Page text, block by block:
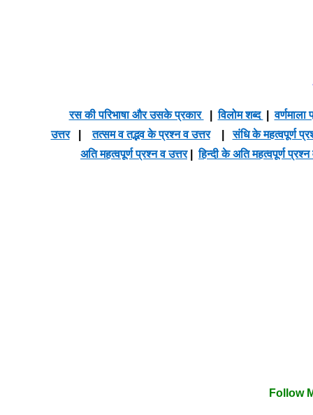
रस की परिभाषा और उसके प्रकार |विलोम शब्द |वर्णमाला
उत्तर|तत्सम व तद्भव के प्रश्न व उत्तर|संधि के महत्वपूर्ण
अति महत्वपूर्ण प्रश्न व उत्तर|हिन्दी के अति महत्वपूर्ण प्रश्न
Follow